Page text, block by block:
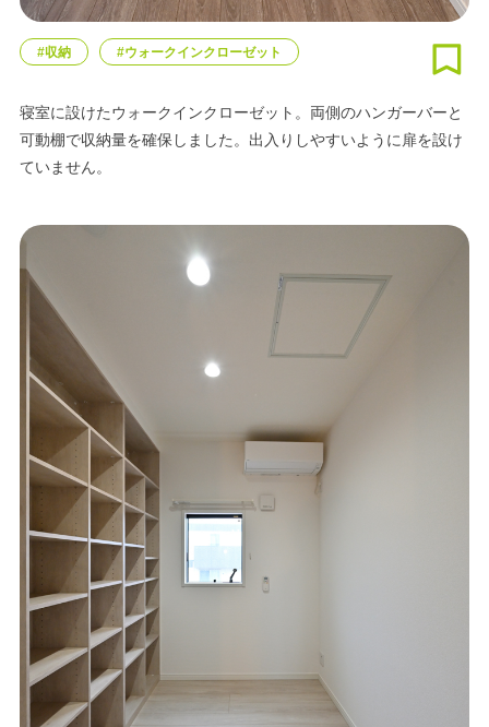
#収納 #ウォークインクローゼット
寝室に設けたウォークインクローゼット。両側のハンガーバーと
可動棚で収納量を確保しました。出入りしやすいように扉を設け
ていません。